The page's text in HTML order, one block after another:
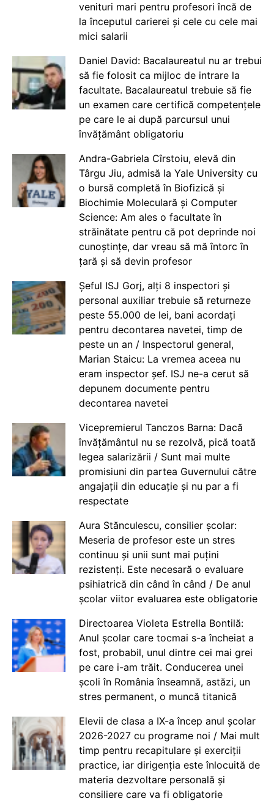
venituri mari pentru profesori încă de
la începutul carierei și cele cu cele mai
mici salarii
Daniel David: Bacalaureatul nu ar trebui
să fie folosit ca mijloc de intrare la
facultate. Bacalaureatul trebuie să fie
un examen care certifică competențele
pe care le ai după parcursul unui
învățământ obligatoriu
Andra-Gabriela Cîrstoiu, elevă din
Târgu Jiu, admisă la Yale University cu
o bursă completă în Biofizică și
Biochimie Moleculară și Computer
Science: Am ales o facultate în
străinătate pentru că pot deprinde noi
cunoștințe, dar vreau să mă întorc în
țară și să devin profesor
Șeful ISJ Gorj, alți 8 inspectori și
personal auxiliar trebuie să returneze
peste 55.000 de lei, bani acordați
pentru decontarea navetei, timp de
peste un an / Inspectorul general,
Marian Staicu: La vremea aceea nu
eram inspector șef. ISJ ne-a cerut să
depunem documente pentru
decontarea navetei
Vicepremierul Tanczos Barna: Dacă
învățământul nu se rezolvă, pică toată
legea salarizării / Sunt mai multe
promisiuni din partea Guvernului către
angajații din educație și nu par a fi
respectate
Aura Stănculescu, consilier școlar:
Meseria de profesor este un stres
continuu și unii sunt mai puțini
rezistenți. Este necesară o evaluare
psihiatrică din când în când / De anul
școlar viitor evaluarea este obligatorie
Directoarea Violeta Estrella Bontilă:
Anul școlar care tocmai s-a încheiat a
fost, probabil, unul dintre cei mai grei
pe care i-am trăit. Conducerea unei
școli în România înseamnă, astăzi, un
stres permanent, o muncă titanică
Elevii de clasa a IX-a încep anul școlar
2026-2027 cu programe noi / Mai mult
timp pentru recapitulare și exerciții
practice, iar dirigenția este înlocuită de
materia dezvoltare personală și
consiliere care va fi obligatorie